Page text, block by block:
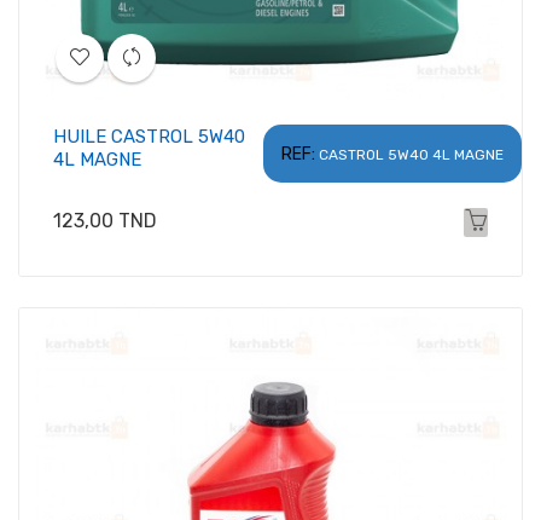
REF: CASTROL 5W40 4L MAGNE
HUILE CASTROL 5W40
4L MAGNE
Prix
123,00 TND